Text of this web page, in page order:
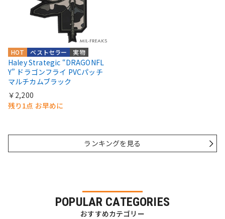
実物
ベストセラー
HOT
Haley Strategic “DRAGONFL
Y” ドラゴンフライ PVCパッチ
マルチカムブラック
￥2,200
残り1点 お早めに
ランキングを見る
POPULAR CATEGORIES
おすすめカテゴリー